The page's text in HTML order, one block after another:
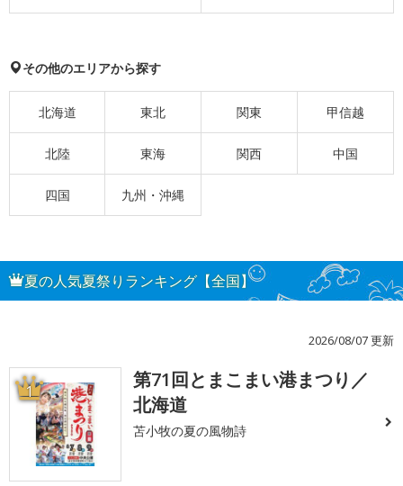
その他のエリアから探す
北海道 東北 関東 甲信越
北陸 東海 関西 中国
四国 九州・沖縄
夏の人気夏祭りランキング【全国】
2026/08/07 更新
1
第71回とまこまい港まつり／
北海道
苫小牧の夏の風物詩